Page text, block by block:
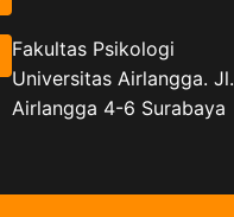
Fakultas Psikologi
Universitas Airlangga. Jl.
Airlangga 4-6 Surabaya